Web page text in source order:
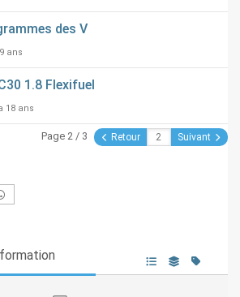
des V
ans
1.8 Flexifuel
18 ans
Page 2 / 3 Retour Suivant